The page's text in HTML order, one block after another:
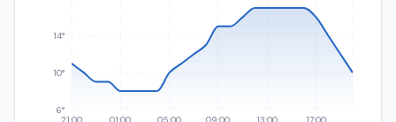
6°
10°
14°